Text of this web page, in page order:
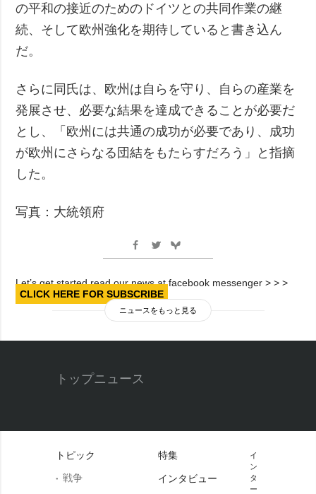
の平和の接近のためのドイツとの共同作業の継
続、そして欧州強化を期待していると書き込ん
だ。
さらに同氏は、欧州は自らを守り、自らの産業を
発展させ、必要な結果を達成できることが必要だ
とし、「欧州には共通の成功が必要であり、成功
が欧州にさらなる団結をもたらすだろう」と指摘
した。
写真：大統領府
Let’s get started read our news at facebook messenger > > >
CLICK HERE FOR SUBSCRIBE
ニュースをもっと見る
トップニュース
トピック
戦争
特集
インタビュー
イ
ン
タ
ー